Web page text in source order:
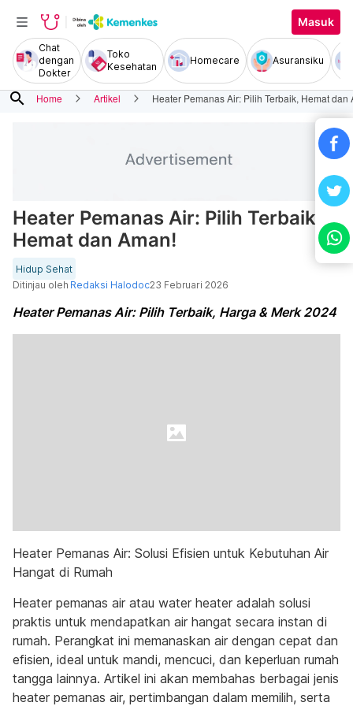
Masuk
Chat
dengan
Dokter
Toko
Kesehatan
Homecare Asuransiku
search Home Artikel Heater Pemanas Air: Pilih Terbaik, Hemat dan
Heater Pemanas Air: Pilih Terbaik,
Hemat dan Aman!
Hidup Sehat
Ditinjau oleh Redaksi Halodoc23 Februari 2026
Heater Pemanas Air: Pilih Terbaik, Harga & Merk 2024
Heater Pemanas Air: Solusi Efisien untuk Kebutuhan Air
Hangat di Rumah
Heater pemanas air atau water heater adalah solusi
praktis untuk mendapatkan air hangat secara instan di
rumah. Perangkat ini memanaskan air dengan cepat dan
efisien, ideal untuk mandi, mencuci, dan keperluan rumah
tangga lainnya. Artikel ini akan membahas berbagai jenis
heater pemanas air, pertimbangan dalam memilih, serta